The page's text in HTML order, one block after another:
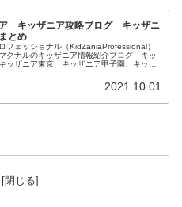
キッザニア攻略ブログ キッザニ
とめ
フェッショナル（KidZaniaProfessional）
クナルのキッザニア情報紹介ブログ「キッ
ッザニア東京、キッザニア甲子園、キッザ
事体験記、料金等に関係する予約方法、お
載しています。
2021.10.01